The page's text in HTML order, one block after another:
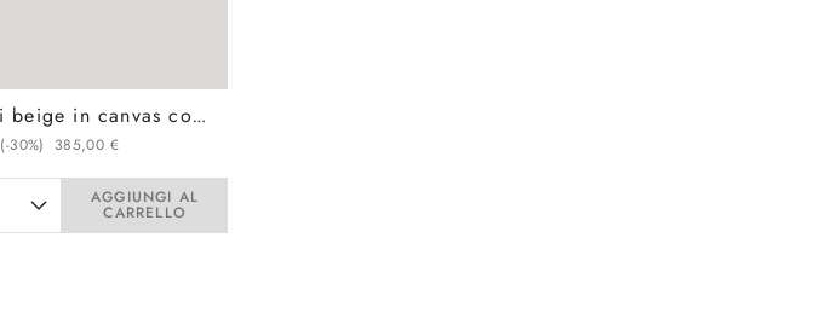
Mocassini beige in canvas con mascherina scamosciata e impuntura a vista
(-30%) 385,00 €
AGGIUNGI AL
CARRELLO